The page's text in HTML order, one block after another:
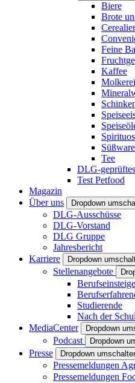
Biere
Brote
Feine
Kaffee
Tee
DLG-
Test Petfood
Magazin
Über uns
Dropdown
DLG-Ausschüsse
DLG-Vorstand
DLG Gruppe
Jahresbericht
Karriere
Dropdown
Stellenangebote
Studierende
Nach der
MediaCenter
Dropdown
Podcast Dropdown
Presse Dropdown
Pressemeldungen
Pressemeldungen